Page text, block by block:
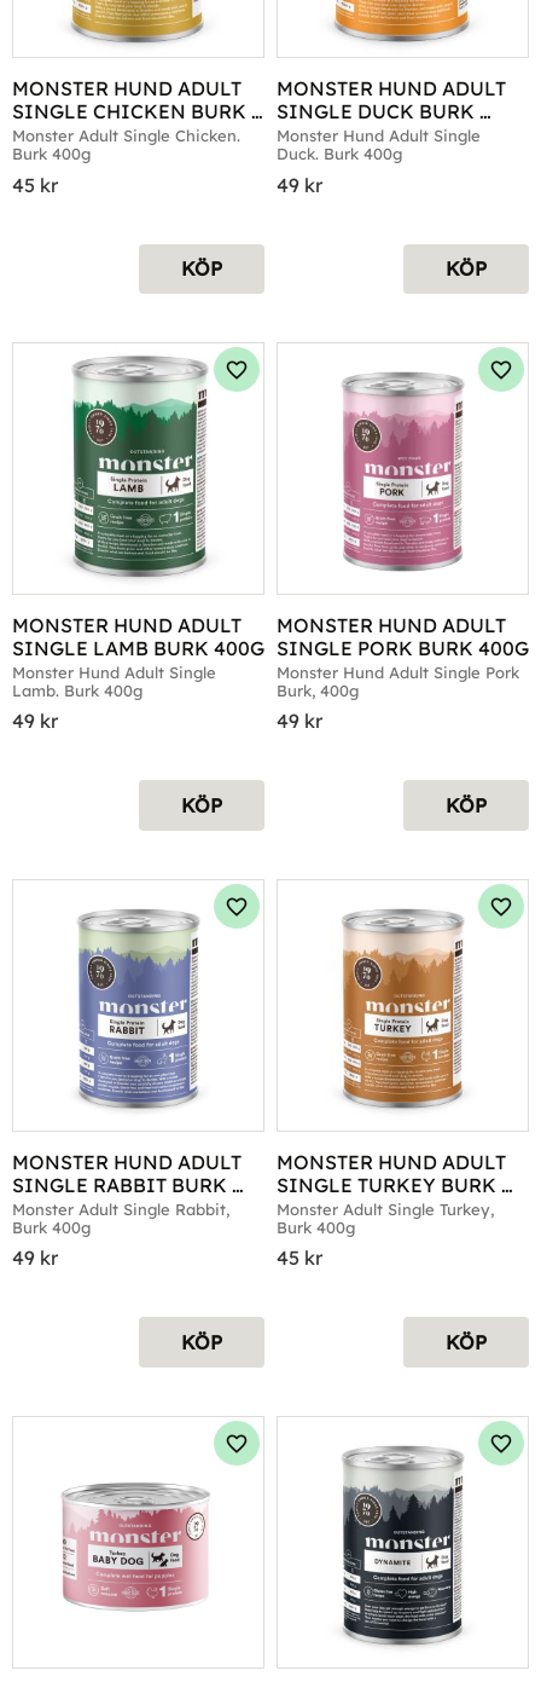
MONSTER HUND ADULT
SINGLE CHICKEN BURK
400G
Monster Adult Single Chicken.
Burk 400g
45 kr
KÖP
MONSTER HUND ADULT
SINGLE DUCK BURK
400G
Monster Hund Adult Single
Duck. Burk 400g
49 kr
KÖP
MONSTER HUND ADULT
SINGLE LAMB BURK 400G
Monster Hund Adult Single
Lamb. Burk 400g
49 kr
Lägg till i favoriter
KÖP
MONSTER HUND ADULT
SINGLE PORK BURK 400G
Monster Hund Adult Single Pork
Burk, 400g
49 kr
KÖP
MONSTER HUND ADULT
SINGLE RABBIT BURK
400G
Monster Adult Single Rabbit,
Burk 400g
49 kr
Lägg till i favoriter
KÖP
MONSTER HUND ADULT
SINGLE TURKEY BURK
400G
Monster Adult Single Turkey,
Burk 400g
45 kr
KÖP
Lägg till i favoriter